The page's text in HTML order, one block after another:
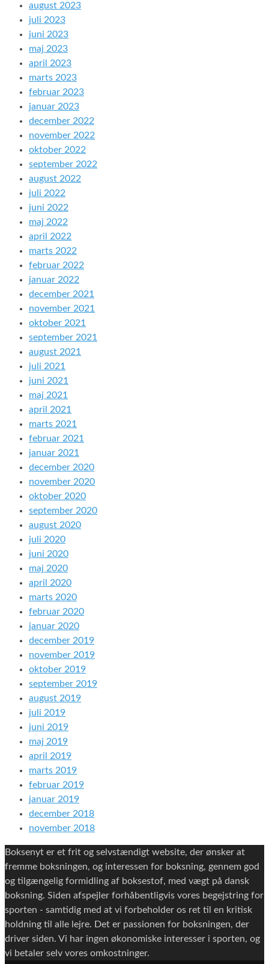
august 2023
juli 2023
juni 2023
maj 2023
april 2023
marts 2023
februar 2023
januar 2023
december 2022
november 2022
oktober 2022
september 2022
august 2022
juli 2022
juni 2022
maj 2022
april 2022
marts 2022
februar 2022
januar 2022
december 2021
november 2021
oktober 2021
september 2021
august 2021
juli 2021
juni 2021
maj 2021
april 2021
marts 2021
februar 2021
januar 2021
december 2020
november 2020
oktober 2020
september 2020
august 2020
juli 2020
juni 2020
maj 2020
april 2020
marts 2020
februar 2020
januar 2020
december 2019
november 2019
oktober 2019
september 2019
august 2019
juli 2019
juni 2019
maj 2019
april 2019
marts 2019
februar 2019
januar 2019
december 2018
november 2018
Boksenyt er et frit og selvstændigt website, der ønsker at
fremme boksningen, og interessen for boksning, gennem god
og tilgængelig formidling af boksestof, med vægt på dansk
boksning. Siden afspejler forhåbentligvis vores begejstring for
sporten - samtidig med at vi forbeholder os ret til en kritisk
holdning til alle lejre. Det er passionen for boksningen, der
driver siden. Vi har ingen økonomiske interesser i sporten, og
vi betaler selv vores omkostninger.